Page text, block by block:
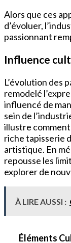
Alors que ces
d’évoluer,
passionnant
Influence
L’évolution des
remodelé
influencé de
sein de
illustre
riche tapisserie
artistique. En
repousse les
explorer de
À LIRE AUSSI :
Éléments